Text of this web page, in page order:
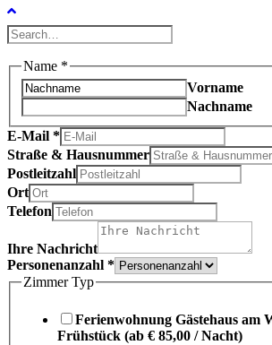
Name *
Vorname
Nachname
E-Mail *
Straße & Hausnummer
Postleitzahl
Ort
Telefon
Ihre Nachricht
Personenanzahl *
Zimmer Typ
Ferienwohnung Gästehaus am
Frühstück (ab € 85,00 / Nacht)